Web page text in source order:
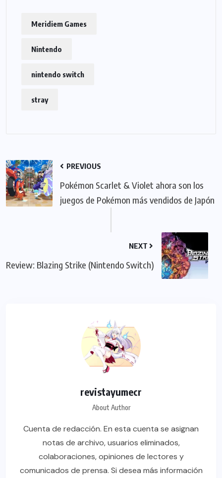
Meridiem Games
Nintendo
nintendo switch
stray
PREVIOUS
Pokémon Scarlet & Violet ahora son los
juegos de Pokémon más vendidos de Japón
NEXT
Review: Blazing Strike (Nintendo Switch)
revistayumecr
About Author
Cuenta de redacción. En esta cuenta se asignan
notas de archivo, usuarios eliminados,
colaboraciones, opiniones de lectores y
comunicados de prensa. Si desea más información